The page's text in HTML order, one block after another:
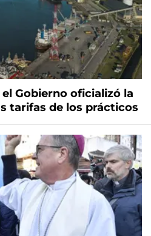
Gobierno oficializó la
tarifas de los prácticos